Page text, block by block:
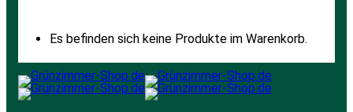
Es befinden sich keine Produkte im Warenkorb.